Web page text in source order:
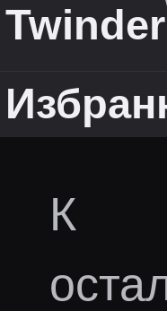
Twinder
К